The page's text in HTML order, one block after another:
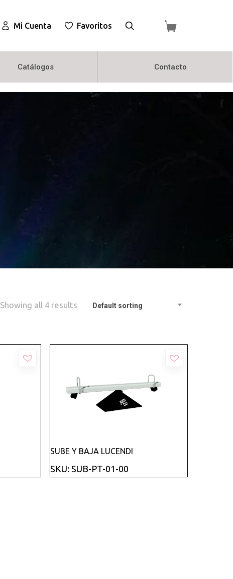
Mi Cuenta Favoritos
Catálogos Contacto
Default sorting
Showing all 4 results
Añadir
SUBE Y BAJA LUCENDI
SKU: SUB-PT-01-00